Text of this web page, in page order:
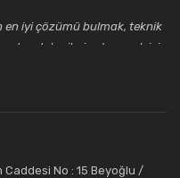
iyi çözümü bulmak, teknik
daha ileriye taşımak için
ve gelecekte
Caddesi No : 15 Beyoğlu /